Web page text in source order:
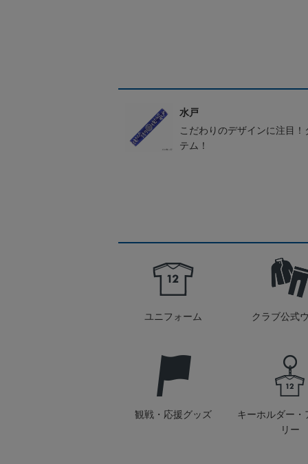
水戸
こだわりのデザインに注目
テム！
ユニフォーム クラブ公式
観戦・応援グッズ
キーホルダー・
リー